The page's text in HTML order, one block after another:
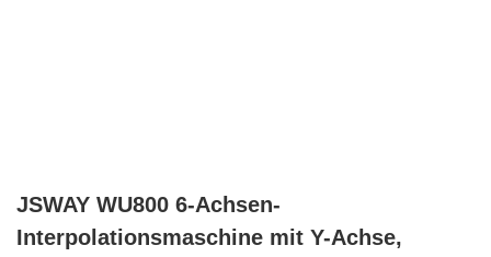
JSWAY WU800 6-Achsen-
Interpolationsmaschine mit Y-Achse,